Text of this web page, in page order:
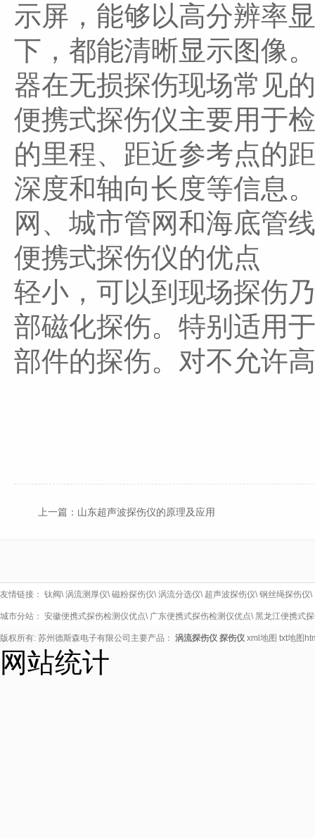
示屏，能够以高分辨率
下，都能清晰显示图像
器在无损探伤现场常见
便携式探伤仪主要用于
的里程、距近参考点的
深度和轴向长度等信息
网、城市管网和海底管
便携式探伤仪的优点
轻小，可以到现场探伤
部磁化探伤。特别适用
部件的探伤。对不允许
上一篇： 山东超声波探伤仪的原理及应用
友情链接： 钛阀\涡流测厚仪\磁粉探伤仪\涡流分选仪\ 超声波探伤仪\钢丝绳探伤仪\
城市分站： 安徽便携式探伤检测仪优点\ 广东便携式探伤检测仪优点\黑龙江便携式
版权所有: 苏州德斯森电子有限公司主要产品： 涡流探伤仪 探伤仪 xml地图 txt地图
网站统计